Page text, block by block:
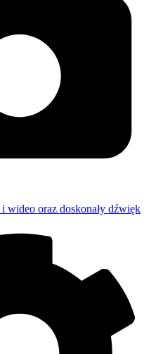
wideo oraz doskonały dźwięk